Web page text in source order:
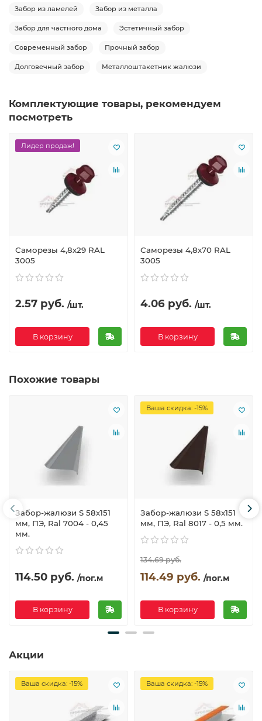
Забор из ламелей Забор из металла
Забор для частного дома Эстетичный забор
Современный забор Прочный забор
Долговечный забор Металлоштакетник жалюзи
Комплектующие товары, рекомендуем
посмотреть
Лидер продаж!
Саморезы 4,8х29 RAL
3005
2.57 руб. /шт.
В корзину
Саморезы 4,8х70 RAL
3005
4.06 руб. /шт.
В корзину
Похожие товары
Забор-жалюзи S 58х151
мм, ПЭ, Ral 7004 - 0,45
мм.
114.50 руб. /пог.м
В корзину
Ваша скидка: -15%
Забор-жалюзи S 58х151
мм, ПЭ, Ral 8017 - 0,5 мм.
134.69 руб.
114.49 руб. /пог.м
В корзину
Акции
Ваша скидка: -15% Ваша скидка: -15%